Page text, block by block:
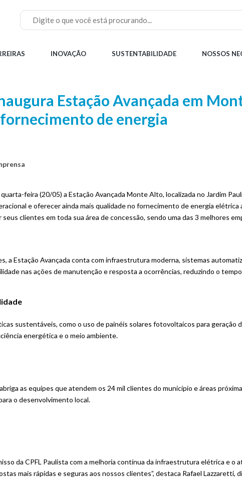
Buscar
INOVAÇÃO SUSTENTABILIDADE NOSSOS
Estação Avançada em
de energia
feira (20/05) a Estação Avançada Monte Alto, localizada no Jardim
e oferecer ainda mais qualidade no fornecimento de energia
clientes em toda sua área de concessão, sendo uma das 3 melhores
a Estação Avançada conta com infraestrutura moderna, sistemas
nas ações de manutenção e resposta a ocorrências, reduzindo o
sustentáveis, como o uso de painéis solares fotovoltaicos para geração
energética e o meio ambiente.
as equipes que atendem os 24 mil clientes do município e áreas
o desenvolvimento local.
da CPFL Paulista com a melhoria contínua da infraestrutura elétrica e
mais rápidas e seguras aos nossos clientes”, destaca Rafael Lazzaretti,